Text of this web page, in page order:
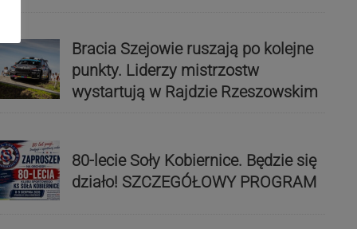
Bracia Szejowie ruszają po kolejne
punkty. Liderzy mistrzostw
wystartują w Rajdzie Rzeszowskim
80-lecie Soły Kobiernice. Będzie się
działo! SZCZEGÓŁOWY PROGRAM